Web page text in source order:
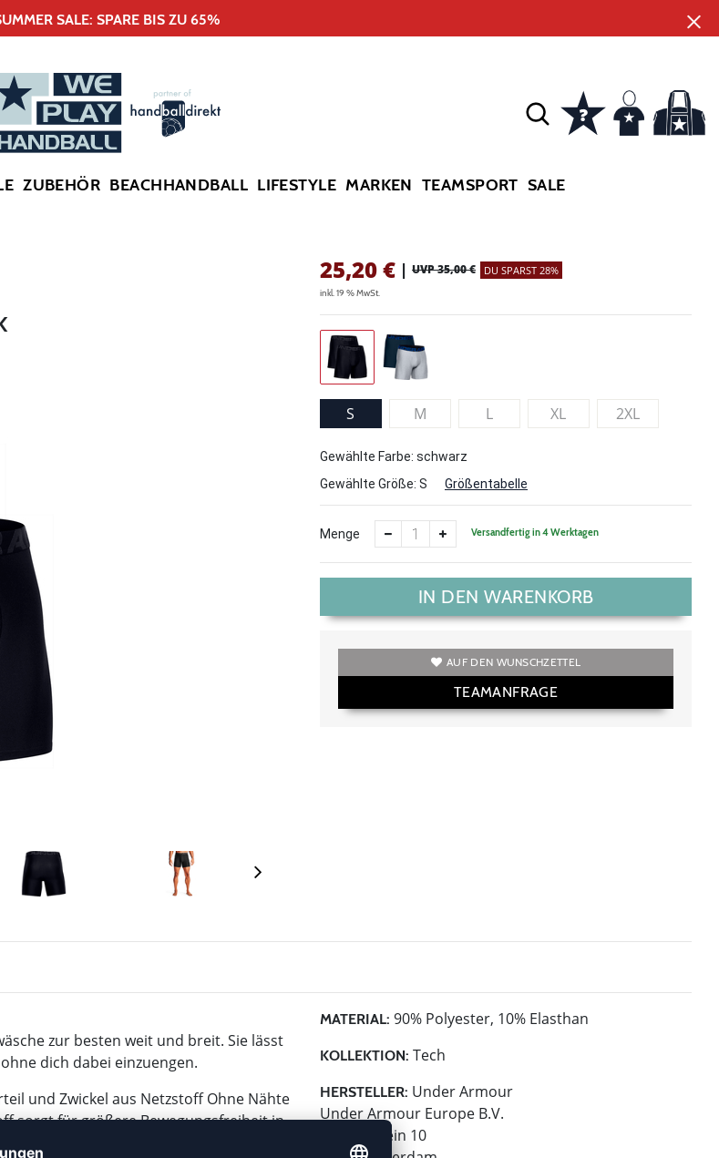
SALE: SPARE BIS ZU 65%
ZUBEHÖR BEACHHANDBALL LIFESTYLE MARKEN TEAMSPORT SALE
25,20€ | UVP 35,00 € DU SPARST 28%
inkl. 19 % MwSt.
S M L XL 2XL
Gewählte Farbe: schwarz
Gewählte Größe: S Größentabelle
Menge Versandfertig in 4 Werktagen
IN DEN WARENKORB
AUF DEN WUNSCHZETTEL
TEAMANFRAGE
zur besten weit und breit. Sie lässt
dich dabei einzuengen.
und Zwickel aus Netzstoff Ohne Nähte
sorgt für größere Bewegungsfreiheit in
Performancebund mit Wortmarke in
MATERIAL: 90% Polyester, 10% Elasthan
KOLLEKTION: Tech
HERSTELLER: Under Armour
Under Armour Europe B.V.
Stadionplein 10